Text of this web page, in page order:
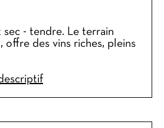
sec - tendre. Le terrain
offre des vins riches, pleins